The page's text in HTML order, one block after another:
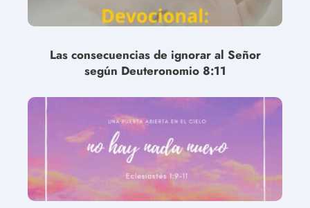
Las consecuencias de ignorar al Señor
según Deuteronomio 8:11